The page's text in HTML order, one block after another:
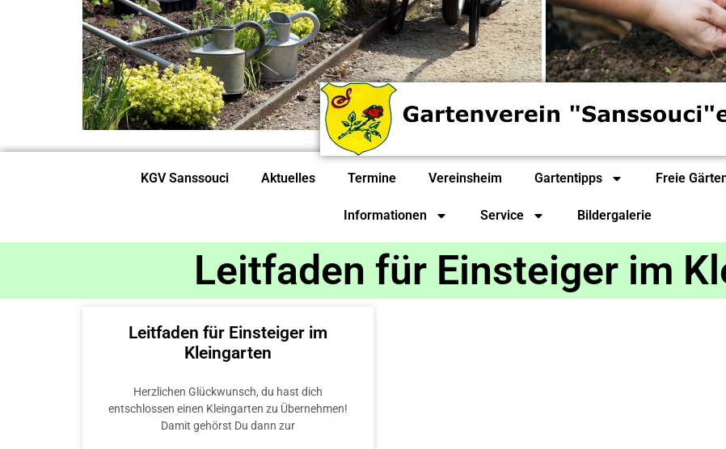
KGV Sanssouci Aktuelles Termine Vereinsheim Gartentipps Freie
Informationen Service Bildergalerie
Leitfaden für Einsteiger im
Leitfaden für Einsteiger im
Kleingarten
Herzlichen Glückwunsch, du hast dich
entschlossen einen Kleingarten zu Übernehmen!
Damit gehörst Du dann zur